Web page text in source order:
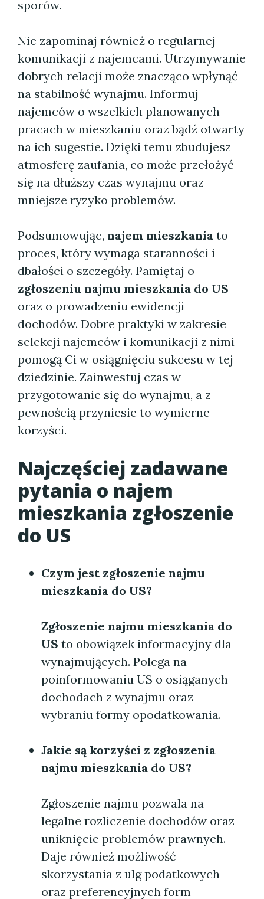
sporów.
Nie zapominaj również o regularnej
komunikacji z najemcami. Utrzymywanie
dobrych relacji może znacząco wpłynąć
na stabilność wynajmu. Informuj
najemców o wszelkich planowanych
pracach w mieszkaniu oraz bądź otwarty
na ich sugestie. Dzięki temu zbudujesz
atmosferę zaufania, co może przełożyć
się na dłuższy czas wynajmu oraz
mniejsze ryzyko problemów.
Podsumowując, najem mieszkania to
proces, który wymaga staranności i
dbałości o szczegóły. Pamiętaj o
zgłoszeniu najmu mieszkania do US
oraz o prowadzeniu ewidencji
dochodów. Dobre praktyki w zakresie
selekcji najemców i komunikacji z nimi
pomogą Ci w osiągnięciu sukcesu w tej
dziedzinie. Zainwestuj czas w
przygotowanie się do wynajmu, a z
pewnością przyniesie to wymierne
korzyści.
Najczęściej zadawane
pytania o najem
mieszkania zgłoszenie
do US
Czym jest zgłoszenie najmu
mieszkania do US?
Zgłoszenie najmu mieszkania do
US to obowiązek informacyjny dla
wynajmujących. Polega na
poinformowaniu US o osiąganych
dochodach z wynajmu oraz
wybraniu formy opodatkowania.
Jakie są korzyści z zgłoszenia
najmu mieszkania do US?
Zgłoszenie najmu pozwala na
legalne rozliczenie dochodów oraz
uniknięcie problemów prawnych.
Daje również możliwość
skorzystania z ulg podatkowych
oraz preferencyjnych form